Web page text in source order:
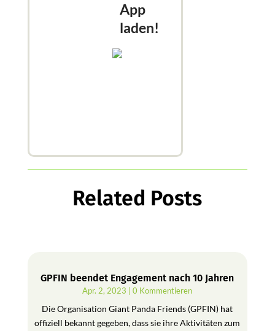
App
laden!
Related Posts
GPFIN beendet Engagement nach 10 Jahren
Apr. 2, 2023 | 0 Kommentieren
Die Organisation Giant Panda Friends (GPFIN) hat
offiziell bekannt gegeben, dass sie ihre Aktivitäten zum